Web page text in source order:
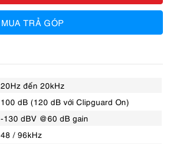
MUA TRẢ GÓP
20Hz đến 20kHz
100 dB (120 dB với Clipguard On)
-130 dBV @ 60 dB gain
48 / 96kHz